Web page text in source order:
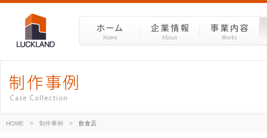
HOME > 制作事例 > 飲食店